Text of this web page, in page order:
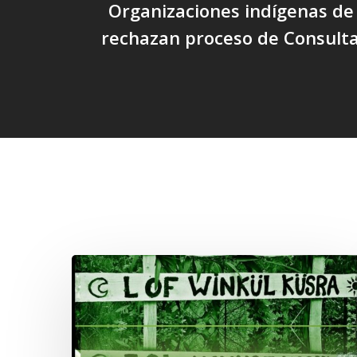
Organizaciones indígenas
rechazan proceso de
Lof
Winkül
Küsra
convoca